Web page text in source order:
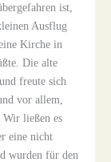
ist,
Ausflug
Kirche in
Die alte
freute sich
vor allem,
Wir ließen es
eine nicht
wurden für den